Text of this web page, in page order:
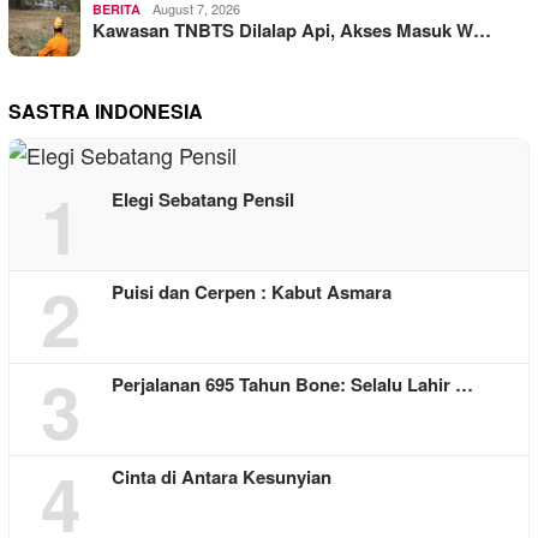
BERITA August 7, 2026
Kawasan TNBTS Dilalap Api, Akses Masuk W…
SASTRA INDONESIA
1 Elegi Sebatang Pensil
2 Puisi dan Cerpen : Kabut Asmara
3 Perjalanan 695 Tahun Bone: Selalu Lahir …
4 Cinta di Antara Kesunyian